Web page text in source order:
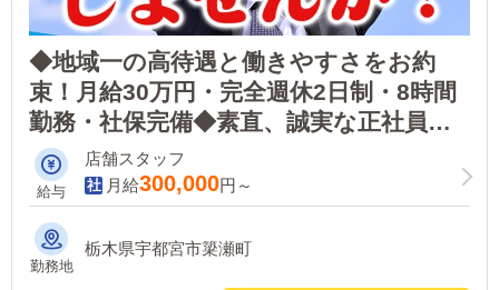
◆地域一の高待遇と働きやすさをお約
束！月給30万円・完全週休2日制・8時間
勤務・社保完備◆素直、誠実な正社員を
募集◆
給与
店舗スタッフ
月給300,000円～
勤務地
栃木県宇都宮市簗瀬町